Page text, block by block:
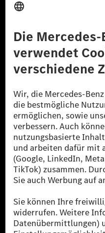
Datenschutz
© 2026 Mercedes-Benz Group AG.
[1] Bilanziell CO₂-neutral
reduzierte CO₂-Emissionen bei
zertifizierte Ausgleichsprojekte
[2] Renewable Charging ist ein
Public in Europa, den USA,
Ladestation noch kein Strom aus
verwendet Renewable Charging
sicher, dass für Ladevorgänge
Strommenge aus erneuerbaren
als sechs Jahre sind.
* Inkl. EKOenergy Ökolabel
* Die angegebenen Werte wurden
Messverfahren WLTP (Worldwide